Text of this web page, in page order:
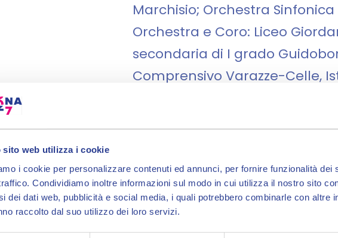
sito web utilizza i cookie
i cookie per personalizzare contenuti ed annunci, per fornire funzionalità dei
Condividiamo inoltre informazioni sul modo in cui utilizza il nostro sito
dei dati web, pubblicità e social media, i quali potrebbero combinarle con altre
raccolto dal suo utilizzo dei loro servizi.
Marchisio; Orchestra Sinfonica
Orchestra e Coro: Liceo
secondaria di I grado
Comprensivo Varazze-Celle,
Boissano, Piccola Accademia
Evento: L'arca di Noè di
famiglie)